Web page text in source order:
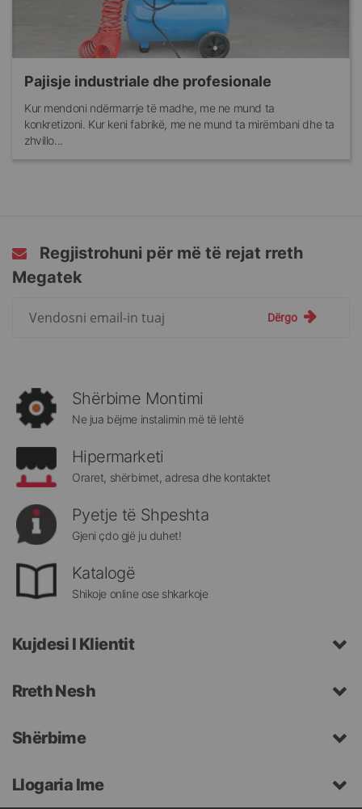
Pajisje industriale dhe profesionale
Kur mendoni ndërmarrje të madhe, me ne mund ta
konkretizoni. Kur keni fabrikë, me ne mund ta mirëmbani dhe ta
zhvillo...
Regjistrohuni për më të rejat rreth
Megatek
rreth
Megatek:
Dërgo
Shërbime Montimi
Ne jua bëjme instalimin më të lehtë
Hipermarketi
Oraret, shërbimet, adresa dhe kontaktet
Pyetje të Shpeshta
Gjeni çdo gjë ju duhet!
Katalogë
Shikoje online ose shkarkoje
Kujdesi I Klientit
Rreth Nesh
Shërbime
Llogaria Ime